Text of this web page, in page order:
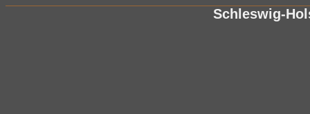
Schleswig-